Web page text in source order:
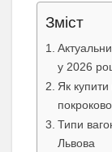
Зміст
у 2026
Як купити
Типи
Львова